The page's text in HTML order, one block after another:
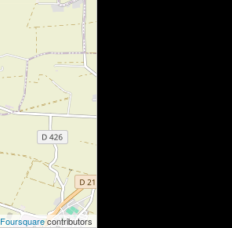
Foursquarecontributors